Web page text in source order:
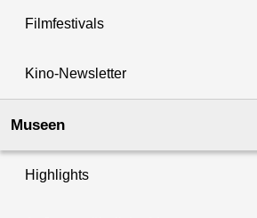
Filmfestivals
Kino-Newsletter
Museen
Highlights